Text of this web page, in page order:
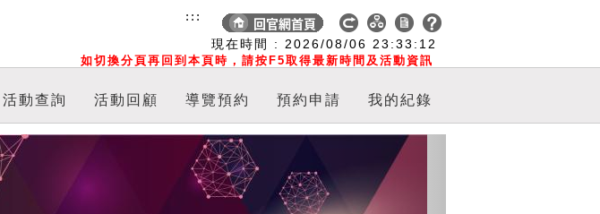
現在時間 : 2026/08/06 23:33:12
如切換分頁再回到本頁時，請按F5取得最新時間及活動資訊
:::
活動查詢 活動回顧 導覽預約 預約申請 我的紀錄
Next